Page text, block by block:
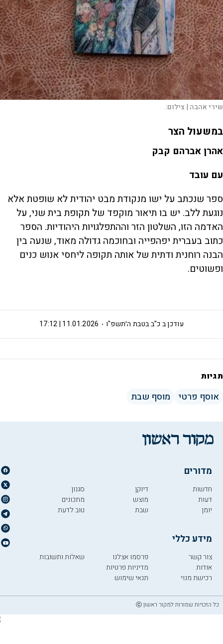
שירי אהבה | צילום:
במשעול הצר
אהרן אברהם קבק
עם עובד
ספר שנכתב על ישו מנקודת מבט יהודית לא שופטת אלא
נוגעת ללב. יש בו תיאור מוקפד של תקופת בית שני, על
האדמה הזו, השלטון הזר וההתפלגויות היהודיות. הספר
כתוב בעברית יפהפייה ובחוכמה גדולה מאוד, שנעה בין
הבנה רוחנית ודתית של אותה תקופה ליחסי אנוש כנים
ופשוטים.
כ"ב בטבת ה׳תשפ"ו 11.01.2026 | 17:12 עודכן ב
תגיות
אוסף פרטי מוסף שבת
מדורים
חדשות
דעות
יומן
דיוקן
מוצש
שבת
סגנון
מתכונים
טוב לדעת
מידע כללי
צור קשר
אודות
רכישת מנוי
פרסמו אצלנו
מדיניות פרטיות
תנאי שימוש
שאלות ותשובות
כל הזכויות שמורות למקור ראשון ⓒ